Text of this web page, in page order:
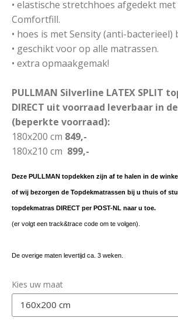
• elastische stretchhoes afgedekt
Comfortfill.
• hoes is met Sensity (anti-bacterieel)
• geschikt voor op alle matrassen.
• extra opmaakgemak!
PULLMAN Silverline LATEX SPLIT
DIRECT uit voorraad leverbaar in
(beperkte voorraad):
180x200 cm 849,-
180x210 cm 899,-
Deze PULLMAN topdekken zijn af te halen in de
of wij bezorgen de Topdekmatrassen bij u thuis of
topdekmatras DIRECT per POST-NL naar u toe.
(er volgt een track&trace code om te volgen).
De overige maten levertijd ca. 3 weken.
Kies uw maat